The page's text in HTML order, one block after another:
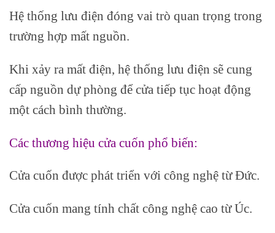
Hệ thống lưu điện đóng vai trò quan trọng trong
trường hợp mất nguồn.
Khi xảy ra mất điện, hệ thống lưu điện sẽ cung
cấp nguồn dự phòng để cửa tiếp tục hoạt động
một cách bình thường.
Các thương hiệu cửa cuốn phổ biến:
Cửa cuốn được phát triển với công nghệ từ Đức.
Cửa cuốn mang tính chất công nghệ cao từ Úc.